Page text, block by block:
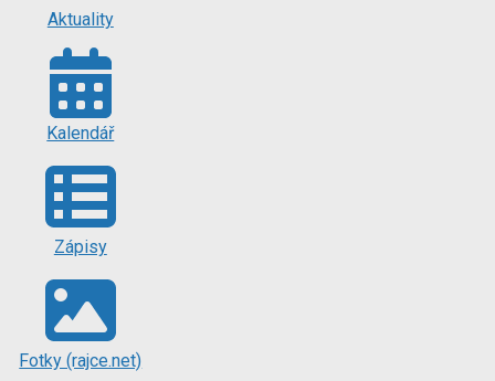
Aktuality
Kalendář
Zápisy
Fotky (rajce.net)